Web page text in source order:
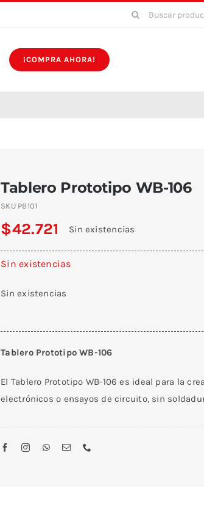
Buscar:
¡COMPRA AHORA!
Tablero Prototipo WB-106
SKU PB101
$42.721 Sin existencias
Sin existencias
Sin existencias
Tablero Prototipo WB-106
El Tablero Prototipo WB-106 es ideal para la
electrónicos o ensayos de circuito, sin